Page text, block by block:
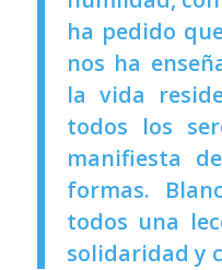
ha pedido
nos ha
la vida
todos los
manifiesta
formas.
todos una
solidaridad y